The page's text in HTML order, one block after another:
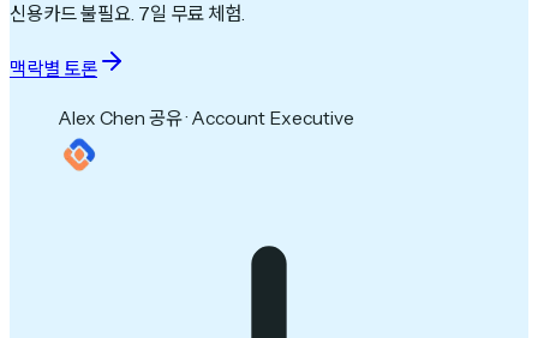
신용카드 불필요. 7일 무료 체험.
맥락별 토론
Alex Chen 공유 · Account Executive